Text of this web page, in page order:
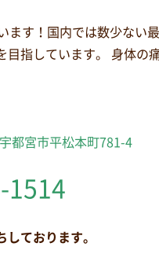
ます！国内では数少ない
目指しています。 身体の
都宮市平松本町781-4
1514
しております。